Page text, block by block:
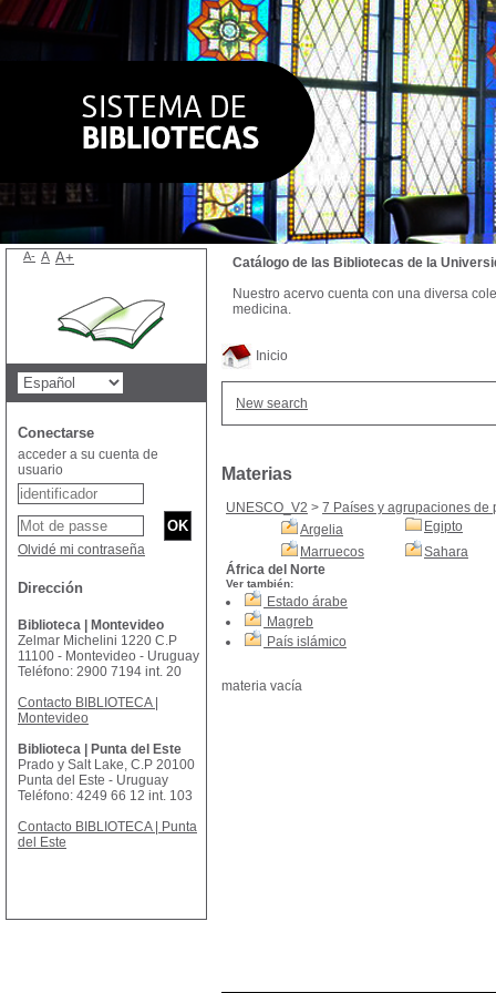
Inicio
New search
Materias
UNESCO_V2 > 7 Países y agrupaciones de
Argelia
Egipto
Marruecos
Sahara
África del Norte
Ver también:
Estado árabe
Magreb
País islámico
materia vacía
Catálogo de las Bibliotecas de la
Nuestro acervo cuenta con una diversa
medicina.
A- A A+
Conectarse
acceder a su cuenta de
usuario
Olvidé mi contraseña
Dirección
Biblioteca | Montevideo
Zelmar Michelini 1220 C.P
11100 - Montevideo - Uruguay
Teléfono: 2900 7194 int. 20
Contacto BIBLIOTECA |
Montevideo
Biblioteca | Punta del Este
Prado y Salt Lake, C.P 20100
Punta del Este - Uruguay
Teléfono: 4249 66 12 int. 103
Contacto BIBLIOTECA | Punta
del Este